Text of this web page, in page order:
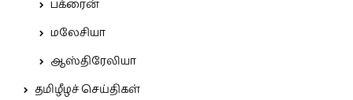
பக்ரைன்
மலேசியா
ஆஸ்திரேலியா
தமிழீழச் செய்திகள்